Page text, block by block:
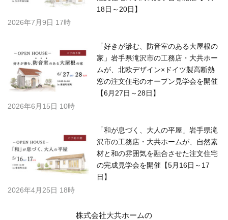
18日～20日】
2026年7月9日 17時
「好きが滲む、防音室のある大屋根の
家」岩手県滝沢市の工務店・大共ホー
ムが、北欧デザイン×ドイツ製高断熱
窓の注文住宅のオープン見学会を開催
【6月27日～28日】
2026年6月15日 10時
「和が息づく、大人の平屋」岩手県滝
沢市の工務店・大共ホームが、自然素
材と和の雰囲気を融合させた注文住宅
の完成見学会を開催【5月16日～17
日】
2026年4月25日 18時
株式会社大共ホームの